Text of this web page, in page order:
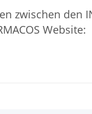
zwischen den
Website: